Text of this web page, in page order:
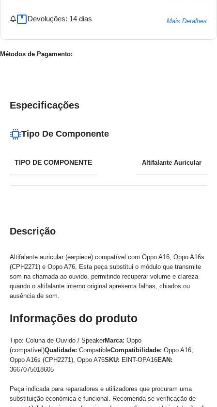
Devoluções: 14 dias Mais Detalhes
Métodos de Pagamento:
Descrição
Altifalante auricular (earpiece) compatível com Oppo A16, Oppo A16s
(CPH2271) e Oppo A76. Esta peça substitui o módulo que transmite
som na chamada ao ouvido, permitindo recuperar volume e clareza
quando o altifalante interno original apresenta falhas, chiados ou
ausência de som.
Informações do produto
Tipo: Coluna de Ouvido / SpeakerMarca: Oppo
(compatível)Qualidade: CompatibleCompatibilidade: Oppo A16,
Oppo A16s (CPH2271), Oppo A76SKU: EINT-OPA16EAN:
3667075018605
Peça indicada para reparadores e utilizadores que procuram uma
substituição económica e funcional. Recomenda-se verificação de
Especificações
Tipo De Componente
TIPO DE COMPONENTE Altifalante Auricular